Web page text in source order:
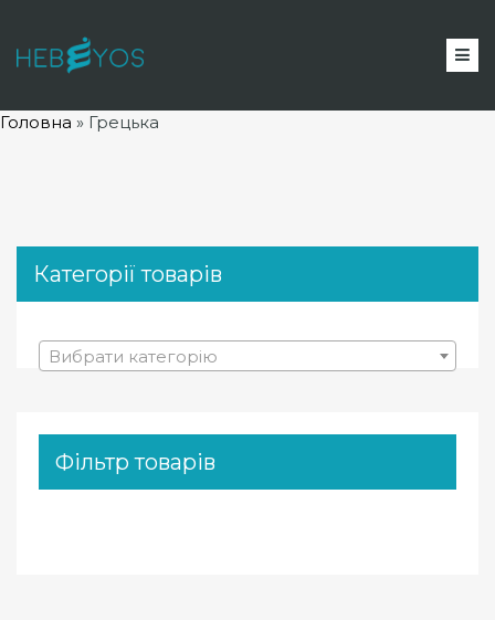
Головна » Грецька
Категорії товарів
Вибрати категорію
Фільтр товарів